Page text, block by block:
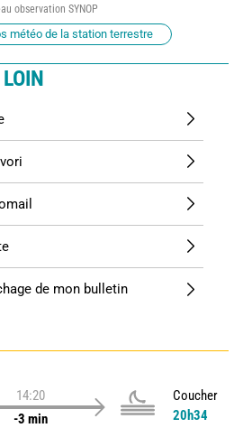
observation SYNOP
météo de la station terrestre
de mon bulletin
14:20
-3 min
Coucher
20h34